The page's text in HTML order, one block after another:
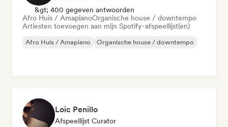
&gt; 400 gegeven antwoorden
Afro Huis / AmapianoOrganische house / downtempo
Artiesten toevoegen aan mijn Spotify-afspeellijst(en)
Afro Huis / Amapiano Organische house / downtempo
Loic Penillo
Afspeellijst Curator